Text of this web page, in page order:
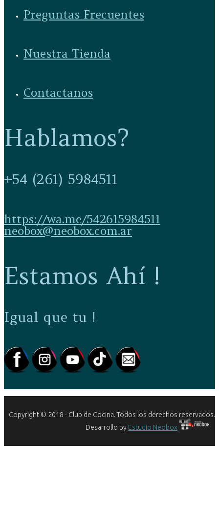
Preguntas Frecuentes
Nuestra Tienda
Contactanos
Hablamos?
+54 (261) 5984511
https://wa.me/542615984511
neobox@neobox.com.ar
Estamos Ahí !
Igual que tu !
Copyright © 2018 - Club de Cocina. Todos los derechos reservados.
Desarrollo by Estudio Neobox